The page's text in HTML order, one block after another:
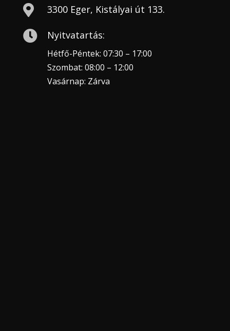
 3300 Eger, Kistályai út 133.
 Nyitvatartás:
Hétfő-Péntek: 07:30 – 17:00
Szombat: 08:00 – 12:00
Vasárnap: Zárva